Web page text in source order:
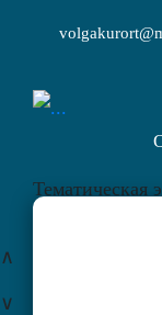
Тематическая
∧
∨